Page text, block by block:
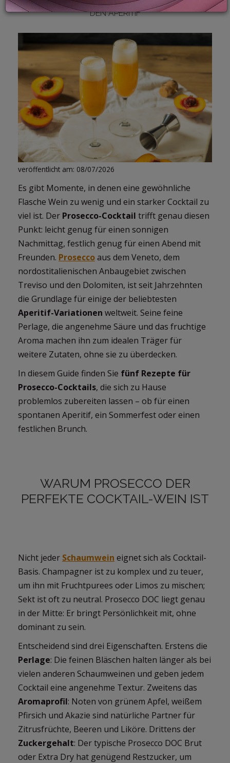
LOGIN
FRISCH, SPRITZIG UND VIELSEITIG, PERFEKT FÜR
DEN APERITIF
veröffentlicht am: 08/07/2026
Es gibt Momente, in denen eine gewöhnliche
Flasche Wein zu wenig und ein starker Cocktail zu
viel ist. Der Prosecco-Cocktail trifft genau diesen
Punkt: leicht genug für einen sonnigen
Nachmittag, festlich genug für einen Abend mit
Freunden. Proseccoaus dem Veneto, dem
nordostitalienischen Anbaugebiet zwischen
Treviso und den Dolomiten, ist seit Jahrzehnten
die Grundlage für einige der beliebtesten
Aperitif-Variationen weltweit. Seine feine
Perlage, die angenehme Säure und das fruchtige
Aroma machen ihn zum idealen Träger für
weitere Zutaten, ohne sie zu überdecken.
In diesem Guide finden Sie fünf Rezepte für
Prosecco-Cocktails, die sich zu Hause
problemlos zubereiten lassen – ob für einen
spontanen Aperitif, ein Sommerfest oder einen
festlichen Brunch.
WARUM PROSECCO DER
PERFEKTE COCKTAIL-WEIN IST
Nicht jeder Schaumwein eignet sich als Cocktail-
Basis. Champagner ist zu komplex und zu teuer,
um ihn mit Fruchtpurees oder Limos zu mischen;
Sekt ist oft zu neutral. Prosecco DOC liegt genau
in der Mitte: Er bringt Persönlichkeit mit, ohne
dominant zu sein.
Entscheidend sind drei Eigenschaften. Erstens die
Perlage: Die feinen Bläschen halten länger als bei
vielen anderen Schaumweinen und geben jedem
Cocktail eine angenehme Textur. Zweitens das
Aromaprofil: Noten von grünem Apfel, weißem
Pfirsich und Akazie sind natürliche Partner für
Zitrusfrüchte, Beeren und Liköre. Drittens der
Zuckergehalt: Der typische Prosecco DOC Brut
oder Extra Dry hat genügend Restzucker, um